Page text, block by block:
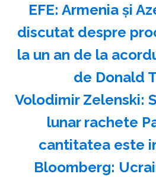
EFE: Armenia şi
discutat despre
la un an de la
de Donald
Volodimir Zelenski:
lunar rachete
cantitatea este
Bloomberg: